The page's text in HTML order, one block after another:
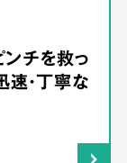
チを救っ
速・丁寧な